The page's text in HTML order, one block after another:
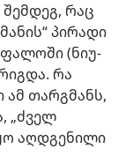
შემდეგ, რაც
პირადი
(ნიუ-
რა
თარგმანს,
„ძველ
აღდგენილი